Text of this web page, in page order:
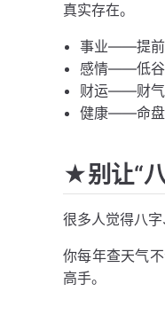
真实存在。
事业——提前
感情——低谷
财运——财气
健康——命盘
★别让“
很多人觉得八
你每年查天气
高手。